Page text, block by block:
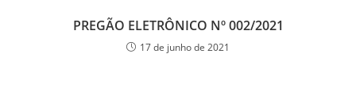
PREGÃO ELETRÔNICO Nº 002/2021
17 de junho de 2021